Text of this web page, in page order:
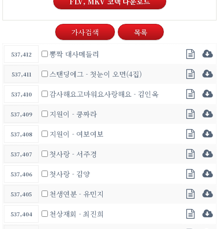
가사검색 목록
537,412 뽕짝 대사메들리
537,411 스탠딩에그 - 첫눈이 오면(4집)
537,410 감사해요고마워요사랑해요 - 김인옥
537,409 지원이 - 쿵짜라
537,408 지원이 - 여보여보
537,407 첫사랑 - 서주경
537,406 첫사랑 - 김양
537,405 천생연분 - 유민지
537,404 천상재회 - 최진희